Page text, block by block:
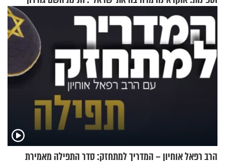
התקיפות בעומק רוסיה
בריאיון מעורר השראה
הרב רפאל אוחיון – המדריך למתחזק: סדר התפילה מאמירת